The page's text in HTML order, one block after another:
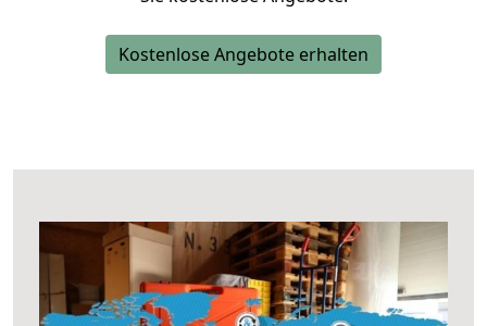
Kostenlose Angebote erhalten